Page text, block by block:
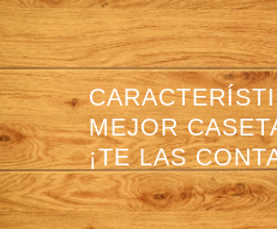
MEJOR
¡TE LAS